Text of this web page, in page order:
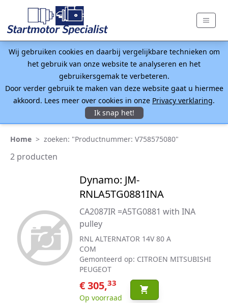
Wij gebruiken cookies en daarbij vergelijkbare technieken om
het gebruik van onze website te analyseren en het
gebruikersgemak te verbeteren.
Door verder gebruik te maken van deze website gaat u hiermee
akkoord. Lees meer over cookies in onze Privacy verklaring.
Ik snap het!
Home > zoeken: "Productnummer: V758575080"
2 producten
Dynamo: JM-
RNLA5TG0881INA
CA2087IR =A5TG0881 with INA
pulley
RNL ALTERNATOR 14V 80 A
COM
Gemonteerd op: CITROEN MITSUBISHI
PEUGEOT
€ 305,33
Op voorraad